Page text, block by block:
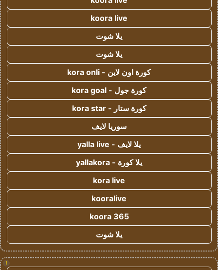
koora live
يلا شوت
يلا شوت
كورة اون لاين - kora onli
كورة جول - kora goal
كورة ستار - kora star
سوريا لايف
يلا لايف - yalla live
يلا كورة - yallakora
kora live
kooralive
koora 365
يلا شوت
!